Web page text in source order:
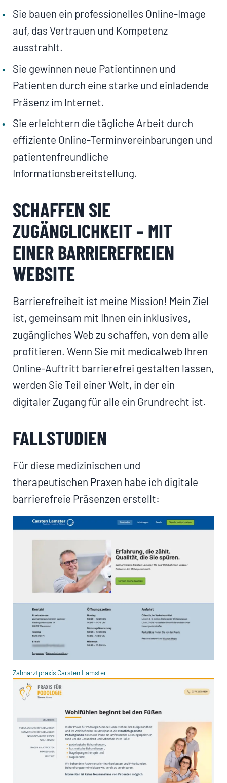
Sie bauen ein professionelles Online-Image
auf, das Vertrauen und Kompetenz
ausstrahlt.
Sie gewinnen neue Patientinnen und
Patienten durch eine starke und einladende
Präsenz im Internet.
Sie erleichtern die tägliche Arbeit durch
effiziente Online-Terminvereinbarungen und
patientenfreundliche
Informationsbereitstellung.
SCHAFFEN SIE
ZUGÄNGLICHKEIT – MIT
EINER BARRIEREFREIEN
WEBSITE
Barrierefreiheit ist meine Mission! Mein Ziel
ist, gemeinsam mit Ihnen ein inklusives,
zugängliches Web zu schaffen, von dem alle
profitieren. Wenn Sie mit medicalweb Ihren
Online-Auftritt barrierefrei gestalten lassen,
werden Sie Teil einer Welt, in der ein
digitaler Zugang für alle ein Grundrecht ist.
FALLSTUDIEN
Für diese medizinischen und
therapeutischen Praxen habe ich digitale
barrierefreie Präsenzen erstellt:
Zahnarztpraxis Carsten Lamster